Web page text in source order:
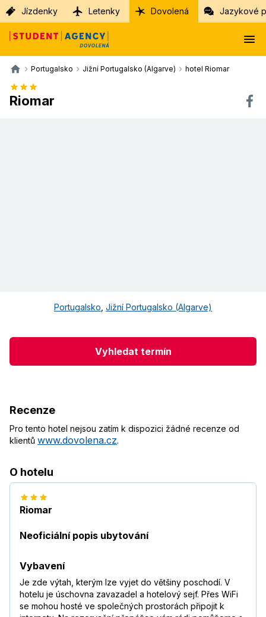
Jízdenky Letenky Dovolená Jazykové
Portugalsko Jižní Portugalsko (Algarve) hotel Riomar
Riomar
Portugalsko Jižní Portugalsko (Algarve)
Vyhledat termín
Recenze
Pro tento hotel nejsou zatím k dispozici žádné recenze od
klientů www.dovolena.cz.
O hotelu
Riomar
Neoficiální popis ubytování
Vybavení
Je zde výtah, kterým lze vyjet do většiny poschodí. V
hotelu je úschovna zavazadel a hotelový sejf. Přes WiFi
se mohou hosté ve společných prostorách připojit k